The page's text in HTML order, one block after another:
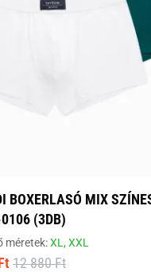
BOXERLASÓ MIX
(3DB)
méretek:XL,XXL
12 880 Ft